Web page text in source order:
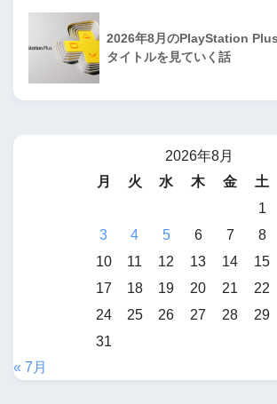
2026年8月のPlayStation
タイトルを見ていく話
2026年8月
月
火 水 木 金 土
1
3
4 5 6 7 8
10
11 12 13 14 15
17
18 19 20 21 22
24
25 26 27 28 29
31
« 7月